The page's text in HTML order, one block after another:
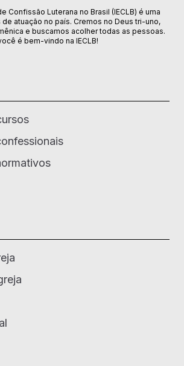
Confissão Luterana no Brasil (IECLB) é uma
atuação no país. Cremos no Deus tri-uno,
e buscamos acolher todas as pessoas.
é bem-vindo na IECLB!